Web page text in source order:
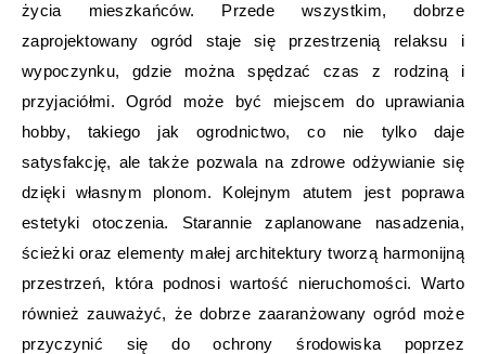
życia mieszkańców. Przede wszystkim, dobrze
zaprojektowany ogród staje się przestrzenią relaksu i
wypoczynku, gdzie można spędzać czas z rodziną i
przyjaciółmi. Ogród może być miejscem do uprawiania
hobby, takiego jak ogrodnictwo, co nie tylko daje
satysfakcję, ale także pozwala na zdrowe odżywianie się
dzięki własnym plonom. Kolejnym atutem jest poprawa
estetyki otoczenia. Starannie zaplanowane nasadzenia,
ścieżki oraz elementy małej architektury tworzą harmonijną
przestrzeń, która podnosi wartość nieruchomości. Warto
również zauważyć, że dobrze zaaranżowany ogród może
przyczynić się do ochrony środowiska poprzez